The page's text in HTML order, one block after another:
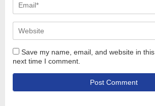
Save my name, email, and website in
next time I comment.